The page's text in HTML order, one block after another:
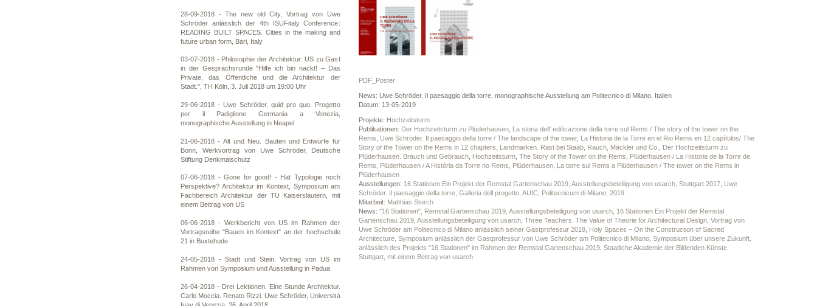
28-09-2018 - The new old City, Vortrag von Uwe
Schröder anlässlich der 4th ISUFitaly Conference:
READING BUILT SPACES. Cities in the making and
future urban form, Bari, Italy
03-07-2018 - Philosophie der Architektur: US zu Gast
in der Gesprächsrunde "Hilfe ich bin nackt! – Das
Private, das Öffentliche und die Architektur der
Stadt.", TH Köln, 3. Juli 2018 um 19:00 Uhr
29-06-2018 - Uwe Schröder. quid pro quo. Progetto
per il Padiglione Germania a Venezia,
monographische Ausstellung in Neapel
21-06-2018 - Alt und Neu. Bauten und Entwürfe für
Bonn, Werkvortrag von Uwe Schröder, Deutsche
Stiftung Denkmalschutz
07-06-2018 - Gone for good! - Hat Typologie noch
Perspektive? Architektur im Kontext, Symposium am
Fachbereich Architektur der TU Kaiserslautern, mit
einem Beitrag von US
06-06-2018 - Werkbericht von US im Rahmen der
Vortragsreihe "Bauen im Kontext" an der hochschule
21 in Buxtehude
24-05-2018 - Stadt und Stein. Vortrag von US im
Rahmen von Symposium und Ausstellung in Padua
26-04-2018 - Drei Lektionen. Eine Stunde Architektur.
Carlo Moccia. Renato Rizzi. Uwe Schröder, Università
Iuav di Venezia, 26. April 2018
PDF_Poster
News: Uwe Schröder. Il paesaggio della torre, monographische Ausstellung am Politecnico di Milano, Italien
Datum: 13-05-2019
Projekte: Hochzeitsturm
Publikationen: Der Hochzeitsturm zu Plüderhausen, La storia dell' edificazione della torre sul Rems / The story of the tower on the
Rems
Uwe Schröder. Il paesaggio della torre / The landscape of the tower, La Historia de la Torre en el Rio Rems en 12 capítulos/ The
Story of the Tower on the Rems in 12 chapters
Landmarken. Rast bei Staab, Rauch, Mäckler und Co.
Der Hochzeitsturm zu
Plüderhausen. Brauch und Gebrauch, Hochzeitsturm, The Story of the Tower on the Rems, Plüderhausen / La Historia de la Torre de
Rems, Plüderhausen / A História da Torre no Rems, Plüderhausen, La torre sul Rems a Plüderhausen / The tower on the Rems in
Plüderhausen
Ausstellungen: 16 Stationen Ein Projekt der Remstal Gartenschau 2019, Ausstellungsbeteiligung von usarch, Stuttgart 2017, Uwe
Schröder. Il paesaggio della torre, Galleria dell progetto, AUIC, Politecnicum di Milano, 2019
Mitarbeit: Matthias Storch
News: "16 Stationen", Remstal Gartenschau 2019, Ausstellungsbeteiligung von usarch, 16 Stationen Ein Projekt der Remstal
Gartenschau 2019, Ausstellungsbeteiligung von usarch, Three Teachers. The Value of Theorie for Architectural Design, Vortrag von
Uwe Schröder am Politecnico di Milano anlässlich seiner Gastprofessur 2019, Holy Spaces – On the Construction of Sacred
Architecture, Symposium anlässlich der Gastprofessur von Uwe Schröder am Politecnico di Milano, Symposium über unsere Zukunft,
anlässlich des Projekts "16 Stationen" im Rahmen der Remstal Gartenschau 2019, Staatliche Akademie der Bildenden Künste
Stuttgart, mit einem Beitrag von usarch